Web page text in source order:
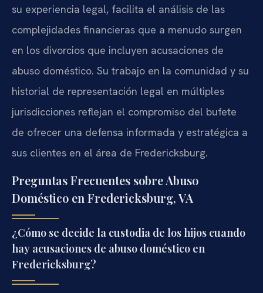
su experiencia legal, facilita el análisis de las
complejidades financieras que a menudo surgen
en los divorcios que incluyen acusaciones de
abuso doméstico. Su trabajo en la comunidad y su
historial de representación legal en múltiples
jurisdicciones reflejan el compromiso del bufete
de ofrecer una defensa informada y estratégica a
sus clientes en el área de Fredericksburg.
Preguntas Frecuentes sobre Abuso
Doméstico en Fredericksburg, VA
¿Cómo se decide la custodia de los hijos cuando
hay acusaciones de abuso doméstico en
Fredericksburg?